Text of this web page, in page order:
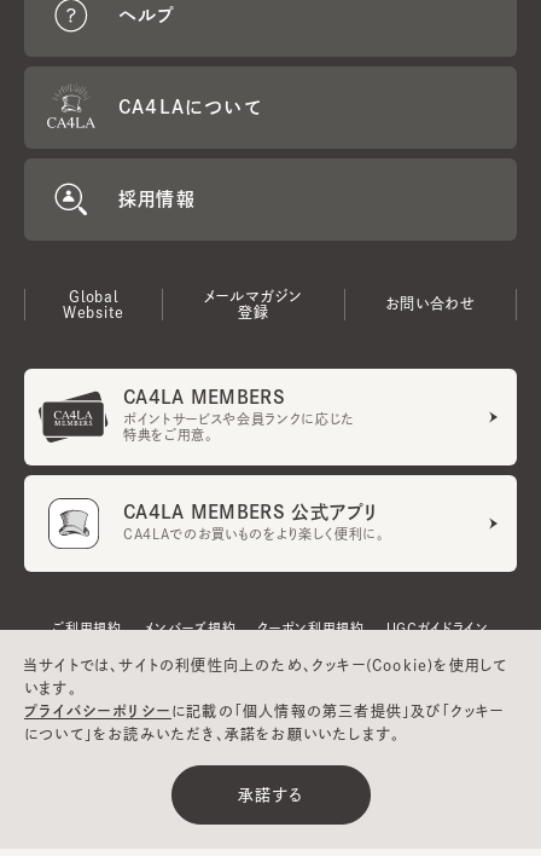
ヘルプ
CA4LAについて
採用情報
Global
Website
メールマガジン
登録
お問い合わせ
CA4LA MEMBERS
ポイントサービスや会員ランクに応じた
特典をご用意。
CA4LA MEMBERS 公式アプリ
CA4LAでのお買いものをより楽しく便利に。
ご利用規約 メンバーズ規約 クーポン利用規約 UGCガイドライン
会社概要 特定商取引法に基づく表示 プライバシーポリシー
当サイトでは、サイトの利便性向上のため、クッキー(Cookie)を使用して
います。
プライバシーポリシー に記載の「個人情報の第三者提供」及び「クッキー
について」をお読みいただき、承諾をお願いいたします。
承諾する